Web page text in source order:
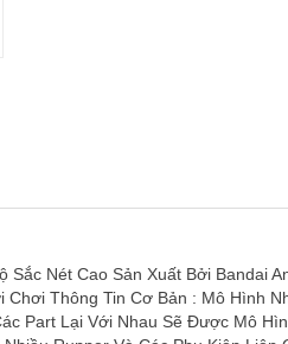
Nét Cao Sản Xuất Bởi Bandai
Thông Tin Cơ Bản : Mô Hình
Part Lại Với Nhau Sẽ Được Mô